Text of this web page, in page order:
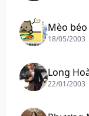
Mèo béo
18/05/2003
Long
22/01/2003